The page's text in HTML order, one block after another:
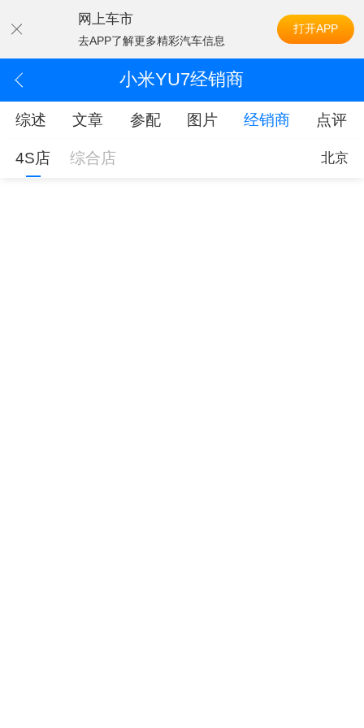
网上车市
去APP了解更多精彩汽车信息
打开APP
小米YU7经销商
综述 文章 参配 图片 经销商 点评
4S店 综合店 北京